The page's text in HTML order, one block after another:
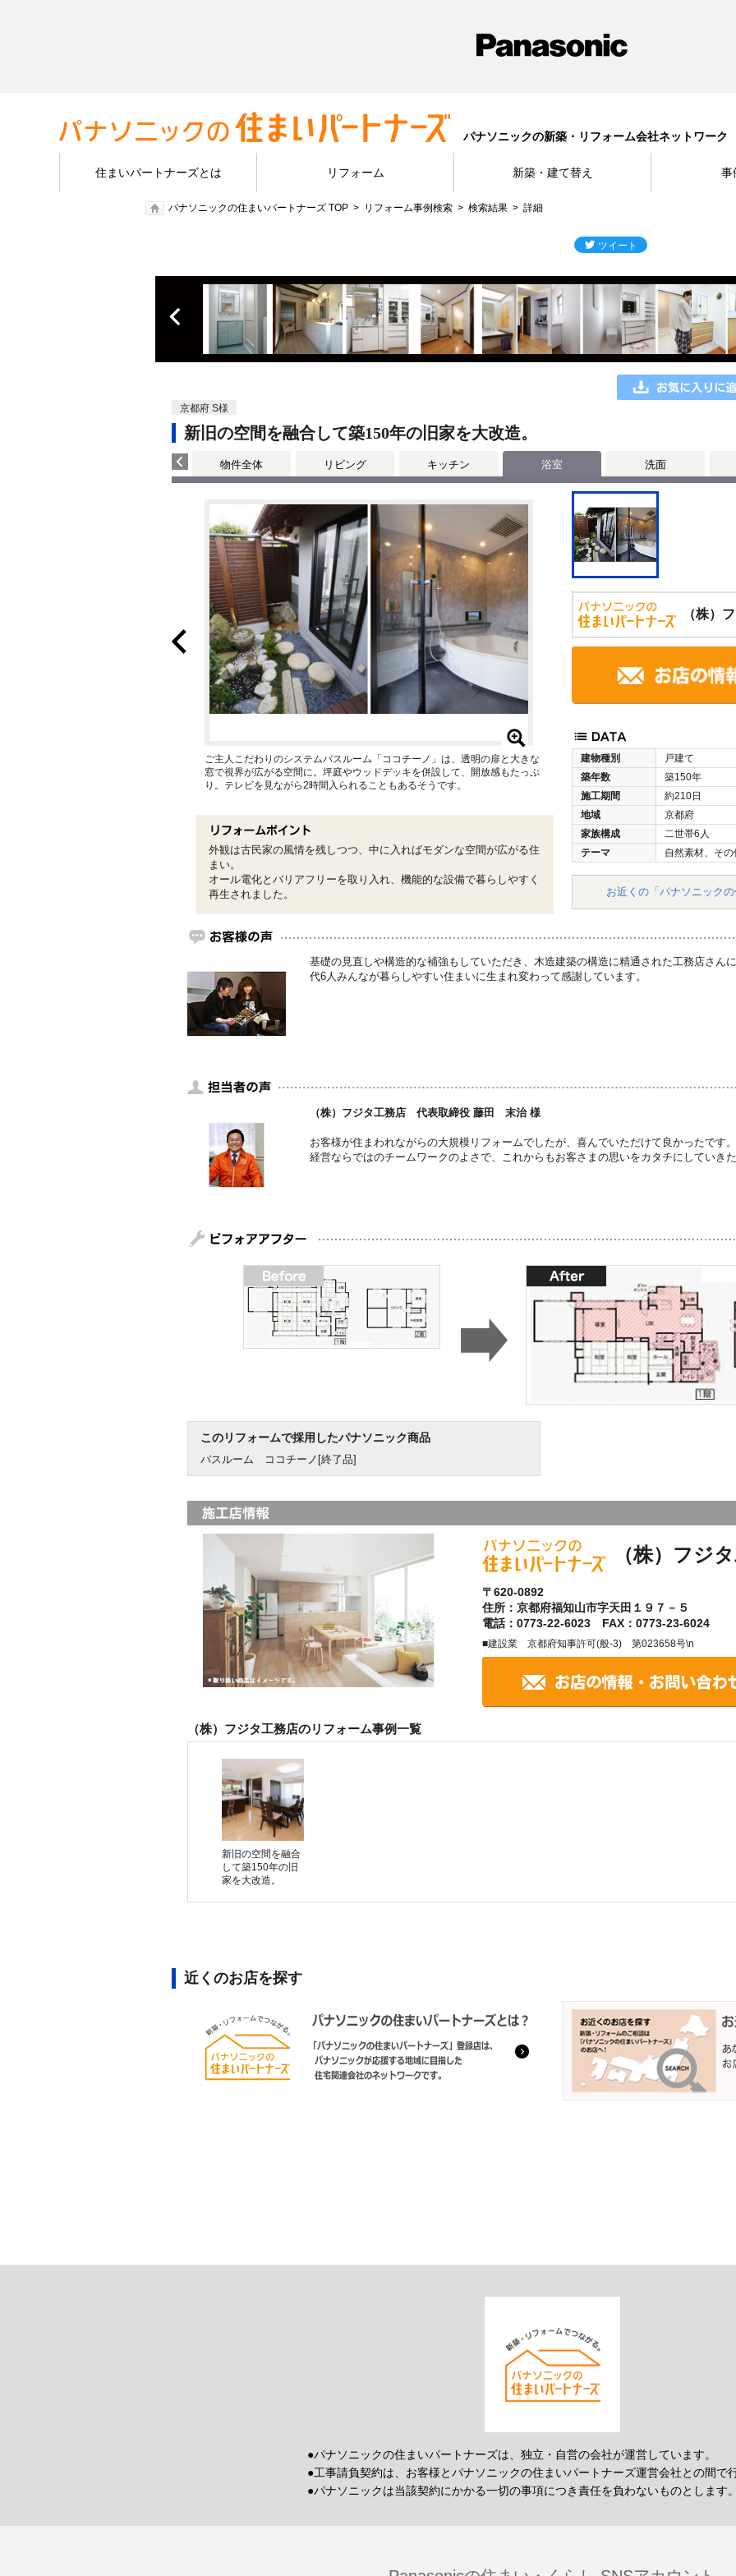
パナソニックの新築・リフォーム会社ネットワーク
住まいパートナーズとは リフォーム 新築・建て替え 事
パナソニックの住まいパートナーズ TOP リフォーム事例検索 検索結果 詳細
京都府 S様
新旧の空間を融合して築150年の旧家を大改造。
物件全体 リビング キッチン 浴室 洗面
（株）
建物種別
戸建て
築年数
築150年
施工期間
約210日
地域
京都府
家族構成
二世帯6人
テーマ
自然素材、その
お近くの「パナソニック
ご主人こだわりのシステムバスルーム「ココチーノ」は、透明の扉と大きな
窓で視界が広がる空間に。坪庭やウッドデッキを併設して、開放感もたっぷ
り。テレビを見ながら2時間入られることもあるそうです。
外観は古民家の風情を残しつつ、中に入ればモダンな空間が広がる住
まい。
オール電化とバリアフリーを取り入れ、機能的な設備で暮らしやすく
再生されました。
基礎の見直しや構造的な補強もしていただき、木造建築の構造に精通された工務店さん
代6人みんなが暮らしやすい住まいに生まれ変わって感謝しています。
（株）フジタ工務店 代表取締役 藤田 末治 様
お客様が住まわれながらの大規模リフォームでしたが、喜んでいただけて良かったです
経営ならではのチームワークのよさで、これからもお客さまの思いをカタチにしていき
このリフォームで採用したパナソニック商品
バスルーム ココチーノ[終了品]
（株）フジ
〒620-0892
住所：京都府福知山市字天田１９７－５
電話：0773-22-6023 FAX：0773-23-6024
■建設業 京都府知事許可(般-3) 第023658号\n
（株）フジタ工務店のリフォーム事例一覧
新旧の空間を融合
して築150年の旧
家を大改造。
近くのお店を探す
●パナソニックの住まいパートナーズは、独立・自営の会社が運営しています。
●工事請負契約は、お客様とパナソニックの住まいパートナーズ運営会社との間で
●パナソニックは当該契約にかかる一切の事項につき責任を負わないものとします